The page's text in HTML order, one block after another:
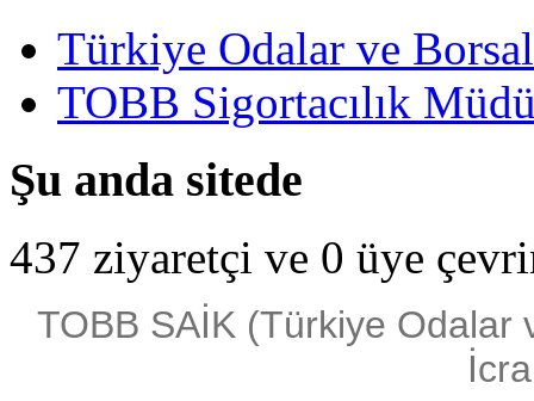
Türkiye Odalar ve
TOBB Sigortacılık
Şu anda sitede
437 ziyaretçi ve 0 üye
TOBB SAİK (Türkiye Odalar